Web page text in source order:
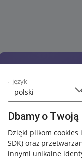
język
Dbamy o
Dzięki plikom
SDK) oraz
innymi unikalne